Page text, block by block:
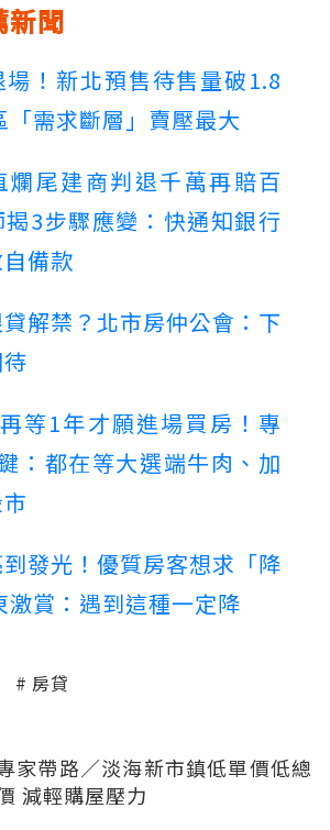
新聞
！新北預售待售量破1.8
「需求斷層」賣壓最大
爛尾建商判退千萬再賠百
3步驟應變：快通知銀行
備款
解禁？北市房仲公會：下
等1年才願進場買房！專
：都在等大選端牛肉、加
發光！優質房客想求「降
激賞：遇到這種一定降
房貸
家帶路／淡海新市鎮低單價低總
減輕購屋壓力